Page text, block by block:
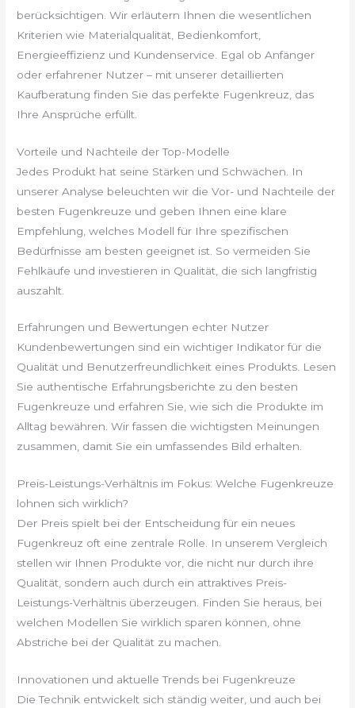
berücksichtigen. Wir erläutern Ihnen die wesentlichen
Kriterien wie Materialqualität, Bedienkomfort,
Energieeffizienz und Kundenservice. Egal ob Anfänger
oder erfahrener Nutzer – mit unserer detaillierten
Kaufberatung finden Sie das perfekte Fugenkreuz, das
Ihre Ansprüche erfüllt.
Vorteile und Nachteile der Top-Modelle
Jedes Produkt hat seine Stärken und Schwächen. In
unserer Analyse beleuchten wir die Vor- und Nachteile der
besten Fugenkreuze und geben Ihnen eine klare
Empfehlung, welches Modell für Ihre spezifischen
Bedürfnisse am besten geeignet ist. So vermeiden Sie
Fehlkäufe und investieren in Qualität, die sich langfristig
auszahlt.
Erfahrungen und Bewertungen echter Nutzer
Kundenbewertungen sind ein wichtiger Indikator für die
Qualität und Benutzerfreundlichkeit eines Produkts. Lesen
Sie authentische Erfahrungsberichte zu den besten
Fugenkreuze und erfahren Sie, wie sich die Produkte im
Alltag bewähren. Wir fassen die wichtigsten Meinungen
zusammen, damit Sie ein umfassendes Bild erhalten.
Preis-Leistungs-Verhältnis im Fokus: Welche Fugenkreuze
lohnen sich wirklich?
Der Preis spielt bei der Entscheidung für ein neues
Fugenkreuz oft eine zentrale Rolle. In unserem Vergleich
stellen wir Ihnen Produkte vor, die nicht nur durch ihre
Qualität, sondern auch durch ein attraktives Preis-
Leistungs-Verhältnis überzeugen. Finden Sie heraus, bei
welchen Modellen Sie wirklich sparen können, ohne
Abstriche bei der Qualität zu machen.
Innovationen und aktuelle Trends bei Fugenkreuze
Die Technik entwickelt sich ständig weiter, und auch bei